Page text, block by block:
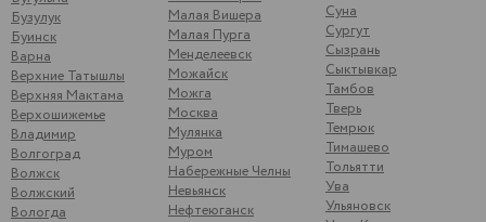
Бузулук
Буинск
Варна
Верхние Татышлы
Верхняя Мактама
Верхошижемье
Владимир
Волгоград
Волжск
Волжский
Вологда
Малая Вишера
Малая Пурга
Менделеевск
Можайск
Можга
Москва
Мулянка
Муром
Набережные Челны
Невьянск
Нефтеюганск
Суна
Сургут
Сызрань
Сыктывкар
Тамбов
Тверь
Темрюк
Тимашево
Тольятти
Ува
Ульяновск